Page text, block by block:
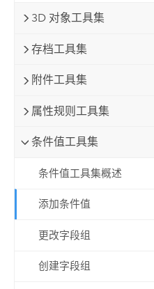
3D 对象工具集
存档工具集
附件工具集
属性规则工具集
条件值工具集
条件值工具集概述
添加条件值
更改字段组
创建字段组